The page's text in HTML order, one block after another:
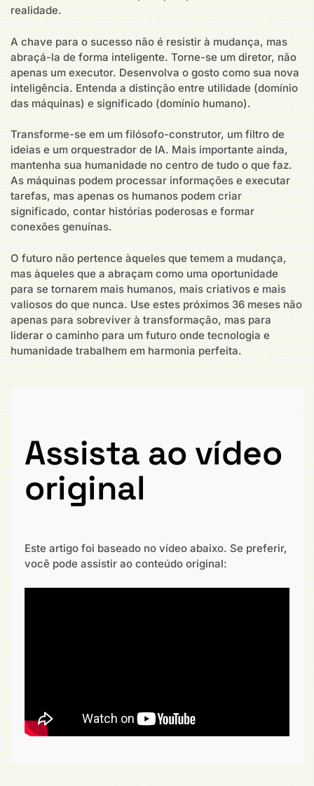
realidade.
A chave para o sucesso não é resistir à mudança, mas
abraçá-la de forma inteligente. Torne-se um diretor, não
apenas um executor. Desenvolva o gosto como sua nova
inteligência. Entenda a distinção entre utilidade (domínio
das máquinas) e significado (domínio humano).
Transforme-se em um filósofo-construtor, um filtro de
ideias e um orquestrador de IA. Mais importante ainda,
mantenha sua humanidade no centro de tudo o que faz.
As máquinas podem processar informações e executar
tarefas, mas apenas os humanos podem criar
significado, contar histórias poderosas e formar
conexões genuínas.
O futuro não pertence àqueles que temem a mudança,
mas àqueles que a abraçam como uma oportunidade
para se tornarem mais humanos, mais criativos e mais
valiosos do que nunca. Use estes próximos 36 meses não
apenas para sobreviver à transformação, mas para
liderar o caminho para um futuro onde tecnologia e
humanidade trabalhem em harmonia perfeita.
Assista ao vídeo
original
Este artigo foi baseado no vídeo abaixo. Se preferir,
você pode assistir ao conteúdo original: